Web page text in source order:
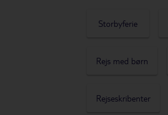
Storbyferie
Rejs med børn
Rejseskribenter